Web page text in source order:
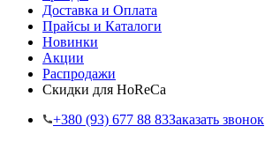
Доставка и Оплата
Прайсы и Каталоги
Новинки
Акции
Распродажи
Скидки для HoReCa
+38‎0 (93) 677 88 83Заказать звонок